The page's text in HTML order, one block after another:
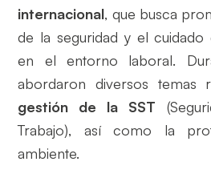
internacional, que busca
de la seguridad y el
en el entorno laboral.
abordaron diversos temas
gestión de la SST
Trabajo), así como la
ambiente.